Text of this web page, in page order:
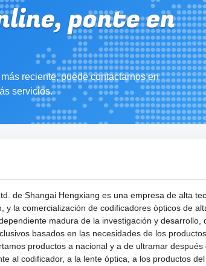
ponte en
reciente, puede contactarnos en
servicios.
de Shangai Hengxiang es una empresa de alta
y la comercialización de codificadores ópticos de
madura de la investigación y
basados en las necesidades de los
productos a nacional y a de ultramar después
al codificador, a la lente óptica, a los productos